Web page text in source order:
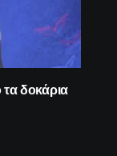
δοκάρια